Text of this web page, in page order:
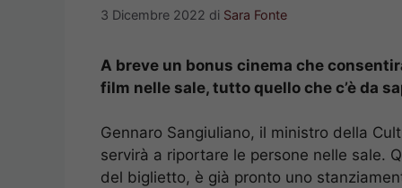
3 Dicembre 2022 di Sara Fonte
A breve un bonus cinema che
film nelle sale, tutto quello che c’è da
Gennaro Sangiuliano, il ministro della
servirà a riportare le persone nelle sale.
del biglietto, è già pronto uno